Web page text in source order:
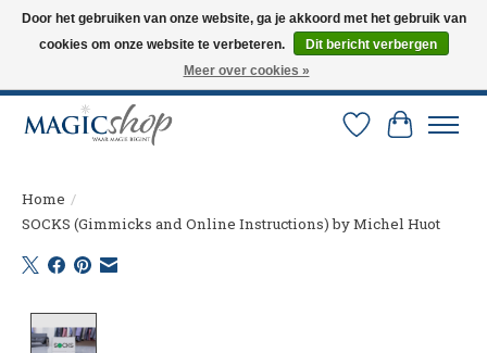
Altijd de nieuwste trucs op voorraad. Snelle verzending via PostNL en DHL.
Langskomen in onze winkel? Bel of mail om een afspraak te maken. 0251-
Verlanglijst
Home /
SOCKS (Gimmicks and Online Instructions) by Michel Huot
Door het gebruiken van onze website, ga je akkoord met het gebruik van
cookies om onze website te verbeteren.
Dit bericht verbergen
Meer over cookies »